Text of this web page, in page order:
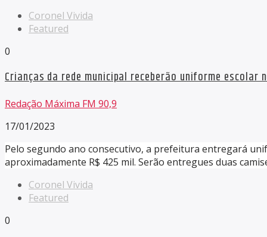
Coronel Vivida
Featured
0
Crianças da rede municipal receberão uniforme escolar
Redação Máxima FM 90,9
17/01/2023
Pelo segundo ano consecutivo, a prefeitura entregará
aproximadamente R$ 425 mil. Serão entregues duas
Coronel Vivida
Featured
0